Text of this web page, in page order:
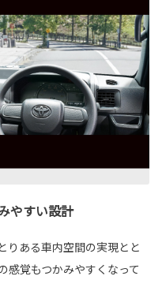
やすい設計
りある車内空間の実現とと
感覚もつかみやすくなって